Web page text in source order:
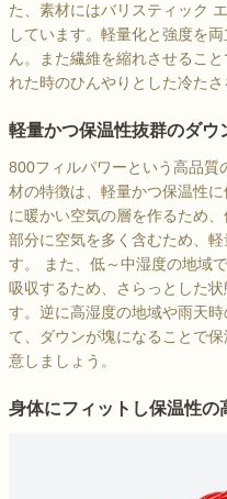
た、素材にはバリスティック
しています。軽量化と強度を
ん。また繊維を縮れさせるこ
れた時のひんやりとした冷たさ
軽量かつ保温性抜群のダウ
800フィルパワーという高品質
材の特徴は、軽量かつ保温性
に暖かい空気の層を作るため
部分に空気を多く含むため、
す。 また、低～中湿度の地域
吸収するため、さらっとした
す。逆に高湿度の地域や雨天
て、ダウンが塊になることで
意しましょう。
身体にフィットし保温性の